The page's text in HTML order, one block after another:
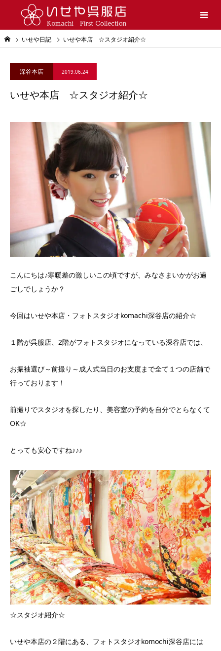
いせや日記 いせや本店 ☆スタジオ紹介☆
深谷本店 2019.06.24
いせや本店 ☆スタジオ紹介☆
こんにちは♪寒暖差の激しいこの頃ですが、みなさまいかがお過
ごしでしょうか？
今回はいせや本店・フォトスタジオkomachi深谷店の紹介☆
１階が呉服店、2階がフォトスタジオになっている深谷店では、
お振袖選び～前撮り～成人式当日のお支度まで全て１つの店舗で
行っております！
前撮りでスタジオを探したり、美容室の予約を自分でとらなくて
OK☆
とっても安心ですね♪♪♪
☆スタジオ紹介☆
いせや本店の２階にある、フォトスタジオkomochi深谷店には